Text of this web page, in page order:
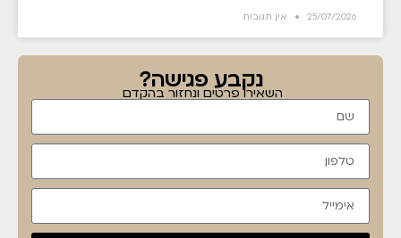
25/07/2026 אין תגובות
נקבע פגישה?
השאירו פרטים ונחזור בהקדם